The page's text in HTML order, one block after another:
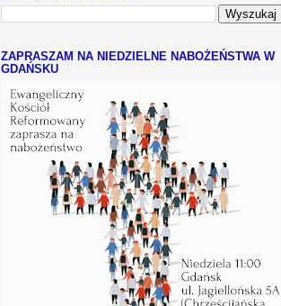
ZAPRASZAM NA NIEDZIELNE NABOŻEŃSTWA W
GDAŃSKU